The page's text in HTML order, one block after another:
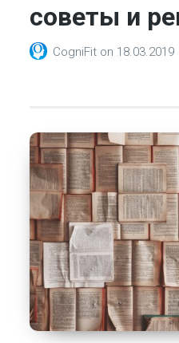
советы и
CogniFit on 18.03.2019